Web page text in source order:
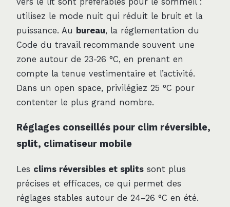
utilisez le mode nuit qui réduit le bruit et la
puissance. Au bureau, la réglementation du
Code du travail recommande souvent une
zone autour de 23-26 °C, en prenant en
compte la tenue vestimentaire et l’activité.
Dans un open space, privilégiez 25 °C pour
contenter le plus grand nombre.
Réglages conseillés pour clim réversible,
split, climatiseur mobile
Les clims réversibles et splits sont plus
précises et efficaces, ce qui permet des
réglages stables autour de 24–26 °C en été.